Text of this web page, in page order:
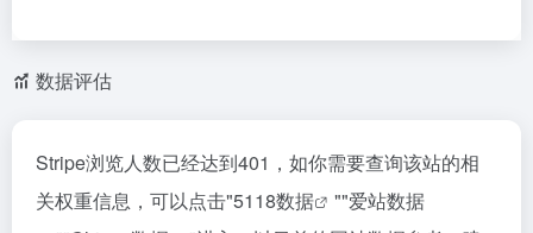
数据评估
Stripe浏览人数已经达到401，如你需要查询该站的相
关权重信息，可以点击"5118数据 ""爱站数据